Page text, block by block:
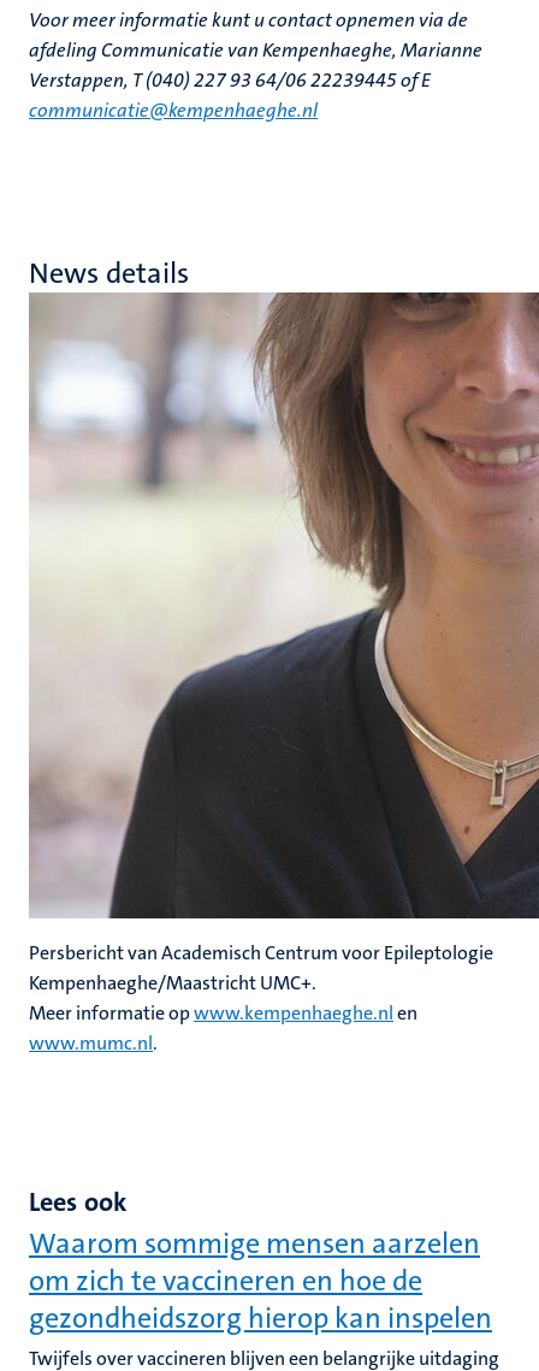
Voor meer informatie kunt u contact opnemen via de
afdeling Communicatie van Kempenhaeghe, Marianne
Verstappen, T (040) 227 93 64/06 22239445 of E
communicatie@kempenhaeghe.nl
News details
Persbericht van Academisch Centrum voor Epileptologie
Kempenhaeghe/Maastricht UMC+.
Meer informatie opwww.kempenhaeghe.nlen
www.mumc.nl.
Lees ook
Waarom sommige mensen aarzelen
om zich te vaccineren en hoe de
gezondheidszorg hierop kan inspelen
Twijfels over vaccineren blijven een belangrijke uitdaging